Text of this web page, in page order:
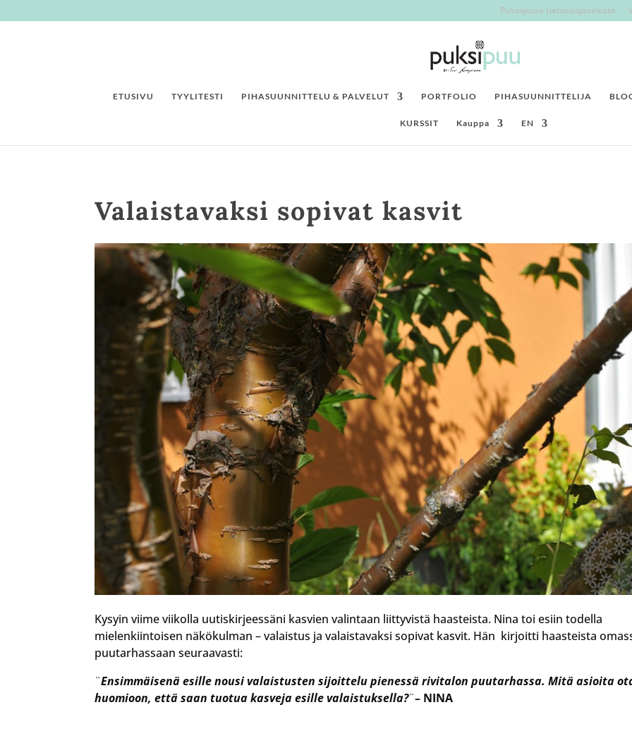
Puksipuun tietosuojaseloste
ETUSIVU TYYLITESTI PIHASUUNNITTELU & PALVELUT PORTFOLIO PIHASUUNNITTELIJA
KURSSIT Kauppa EN
Valaistavaksi sopivat kasvit
Kysyin viime viikolla uutiskirjeessäni kasvien valintaan liittyvistä haasteista. Nina toi esiin todella
mielenkiintoisen näkökulman – valaistus ja valaistavaksi sopivat kasvit. Hän kirjoitti haasteista
puutarhassaan seuraavasti:
¨Ensimmäisenä esille nousi valaistusten sijoittelu pienessä rivitalon puutarhassa. Mitä asioita
huomioon, että saan tuotua kasveja esille valaistuksella?¨– NINA